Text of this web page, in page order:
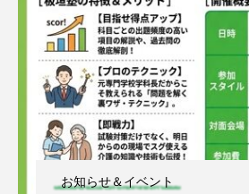
お知らせ＆イベント